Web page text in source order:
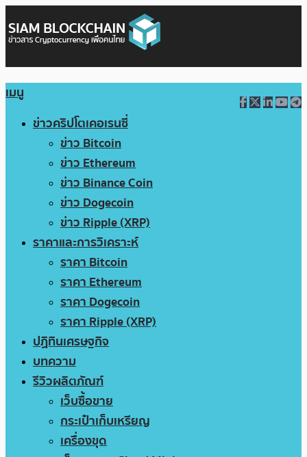
เมนู
ข่าวคริปโตเคอเรนซี่
ข่าว Bitcoin
ข่าว Ethereum
ข่าว Binance Coin
ข่าว Dogecoin
ข่าว Ripple (XRP)
ราคาและการวิเคราะห์
ราคา Bitcoin
ราคา Ethereum
ราคา Dogecoin
ราคา Ripple (XRP)
ปฏิทินเศรษฐกิจ
บทความ
รีวิวผลิตภัณฑ์
เว็บซื้อขาย
กระเป๋าเก็บเหรียญ
เครื่องขุด